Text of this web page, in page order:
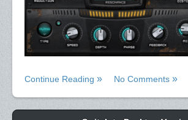
Continue Reading No Comments